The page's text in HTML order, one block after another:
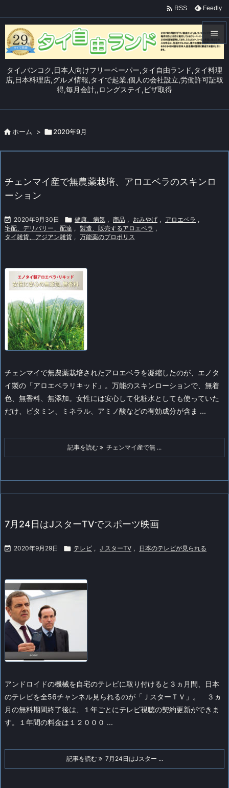
タイ,バンコク,日本人向けフリーペーパー,タイ自由ランド,タイ料理
店,日本料理店,グルメ情報,タイで起業,個人の会社設立,労働許可証取
得,毎月会計,,ロングステイ,ビザ取得

メニュ


 RSS Feedly
 ホーム > 2020年9月
チェンマイ産で無農薬栽培、アロエベラのスキンロ
ーション
 2020年9月30日  健康、病気 , 商品 , おみやげ , アロエベラ ,
宅配、デリバリー、配達 , 製造、販売するアロエベラ ,
タイ雑貨、アジアン雑貨 , 万能薬のプロポリス
チェンマイで無農薬栽培されたアロエベラを凝縮したのが、エノタ
イ製の「アロエベラリキッド」。万能のスキンローションで、無着
色、無香料、無添加。女性には安心して化粧水としても使っていた
だけ、ビタミン、ミネラル、アミノ酸などの有効成分が含ま ...
記事を読む チェンマイ産で無 ...
7月24日はJスターTVでスポーツ映画
 2020年9月29日  テレビ , J スターTV , 日本のテレビが見られる
アンドロイドの機械を自宅のテレビに取り付けると３ヵ月間、日本
のテレビを全56チャンネル見られるのが「ＪスターＴＶ」。
３ヵ
月の無料期間終了後は、１年ごとにテレビ視聴の契約更新ができま
す。１年間の料金は１２０００ ...
記事を読む 7月24日はJスター ...